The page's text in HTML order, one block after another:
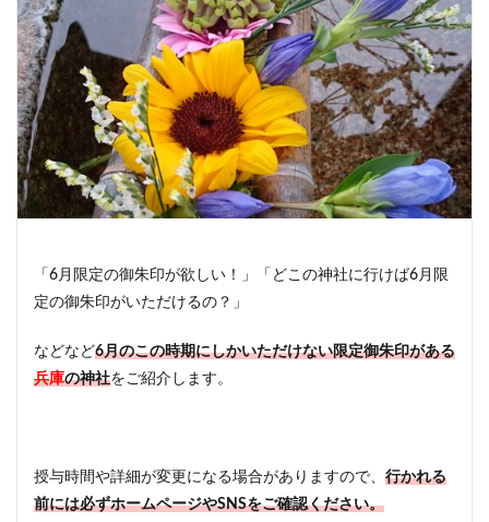
「6月限定の御朱印が欲しい！」「どこの神社に行けば6月限
定の御朱印がいただけるの？」
などなど6月のこの時期にしかいただけない限定御朱印がある
兵庫の神社をご紹介します。
授与時間や詳細が変更になる場合がありますので、 行かれる
前には必ずホームページやSNSをご確認ください。